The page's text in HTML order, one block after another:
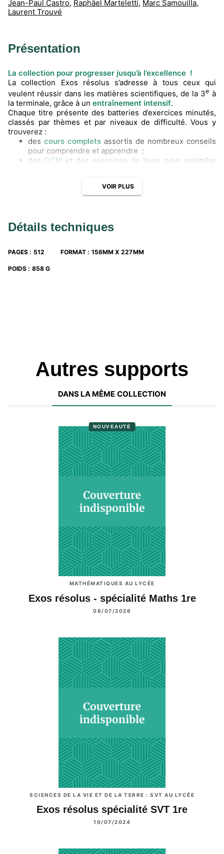
Jean-Paul Castro, Raphäel Marteletti, Marc Samouilla,
Laurent Trouvé
Présentation
La collection pour progresser jusqu’à l’excellence !
La collection Exos résolus s’adresse à tous ceux qui
veulent réussir dans les matières scientifiques, de la 3e à
la terminale, grâce à un entraînement intensif.
Chaque titre présente des batteries d’exercices minutés,
classés par thèmes et par niveaux de difficulté. Vous y
trouverez :
des cours complets assortis de nombreux conseils
pour comprendre et apprendre ;
des QCM et des exercices de base pour assimiler
18 sujets de type Bacpour bien s’entraîner à
VOIR PLUS
Détails techniques
PAGES : 512 FORMAT : 156MM X 227MM
POIDS : 858 G
Autres supports
DANS LA MÊME COLLECTION
NOUVEAUTÉ
MATHÉMATIQUES AU LYCÉE
Exos résolus - spécialité Maths 1re
08/07/2026
SCIENCES DE LA VIE ET DE LA TERRE : SVT AU LYCÉE
Exos résolus spécialité SVT 1re
10/07/2024